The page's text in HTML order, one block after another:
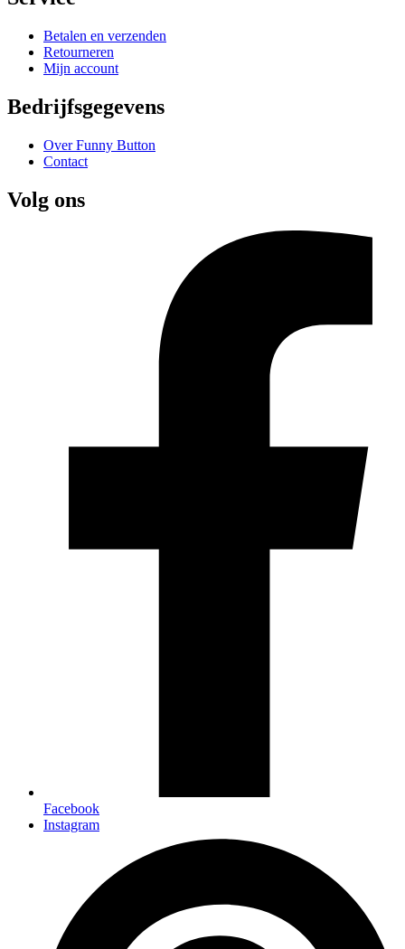
Betalen en verzenden
Retourneren
Mijn account
Bedrijfsgegevens
Over Funny Button
Contact
Volg ons
Facebook
Instagram